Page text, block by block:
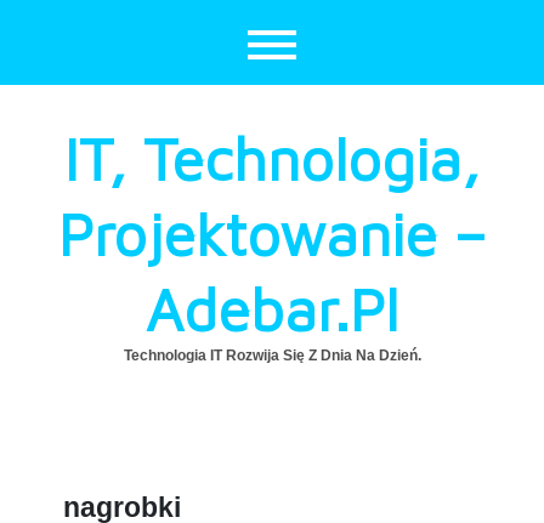
IT, Technologia,
Projektowanie –
Adebar.pl
Technologia IT Rozwija Się Z Dnia Na Dzień.
nagrobki